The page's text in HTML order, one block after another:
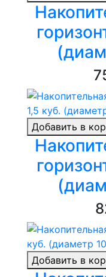
Добавить в
Добавить в